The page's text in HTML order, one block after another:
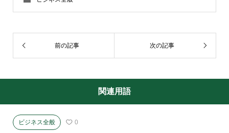
前の記事 次の記事
関連用語
ビジネス全般 0